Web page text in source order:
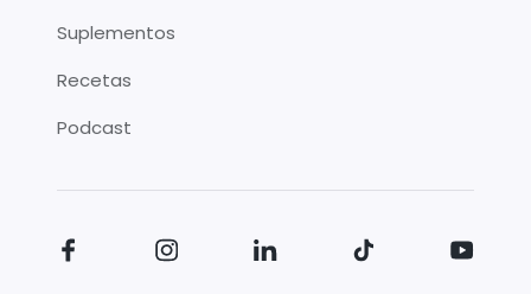
Suplementos
Recetas
Podcast